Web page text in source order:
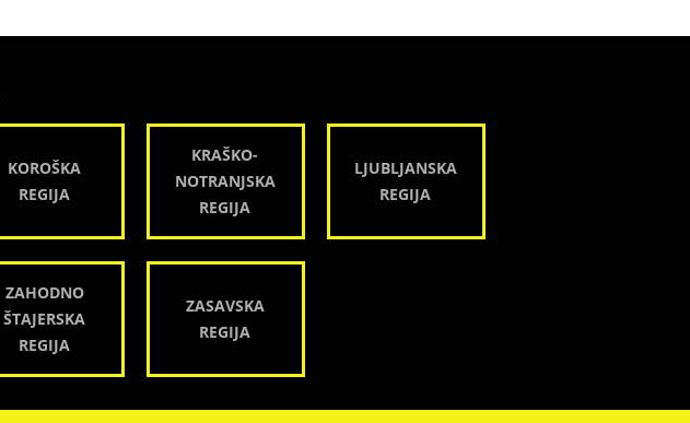
KOROŠKA
REGIJA
KRAŠKO-
NOTRANJSKA
REGIJA
LJUBLJANSKA
REGIJA
ZAHODNO
ŠTAJERSKA
REGIJA
ZASAVSKA
REGIJA